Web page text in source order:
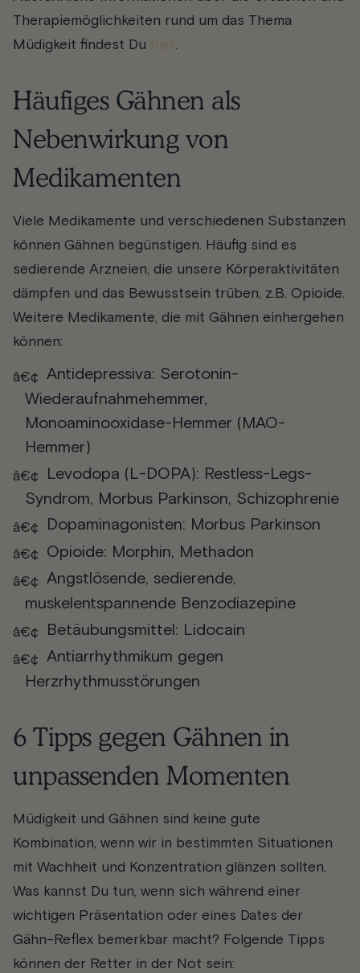
Therapiemöglichkeiten rund um das Thema
Müdigkeit findest Du
hier.
Häufiges Gähnen als
Nebenwirkung von
Medikamenten
Viele Medikamente und verschiedenen Substanzen
können Gähnen begünstigen. Häufig sind es
sedierende Arzneien, die unsere Körperaktivitäten
dämpfen und das Bewusstsein trüben, z.B. Opioide.
Weitere Medikamente, die mit Gähnen einhergehen
können:
Antidepressiva: Serotonin-
Wiederaufnahmehemmer,
Monoaminooxidase-Hemmer (MAO-
Hemmer)
Levodopa (L-DOPA): Restless-Legs-
Syndrom, Morbus Parkinson, Schizophrenie
Dopaminagonisten: Morbus Parkinson
Opioide: Morphin, Methadon
Angstlösende, sedierende,
muskelentspannende Benzodiazepine
Betäubungsmittel: Lidocain
Antiarrhythmikum gegen
Herzrhythmusstörungen
6 Tipps gegen Gähnen in
unpassenden Momenten
Müdigkeit und Gähnen sind keine gute
Kombination, wenn wir in bestimmten Situationen
mit Wachheit und Konzentration glänzen sollten.
Was kannst Du tun, wenn sich während einer
wichtigen Präsentation oder eines Dates der
Gähn-Reflex bemerkbar macht? Folgende Tipps
können der Retter in der Not sein: